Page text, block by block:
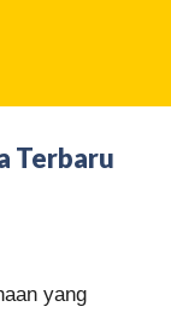
Terbaru
yang